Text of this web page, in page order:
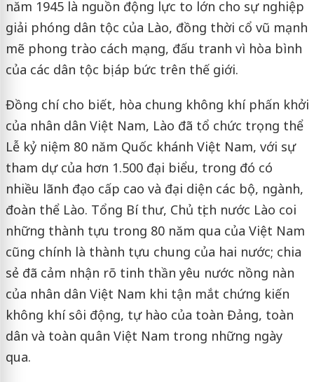
năm 1945 là nguồn động lực to lớn cho sự nghiệp
giải phóng dân tộc của Lào, đồng thời cổ vũ mạnh
mẽ phong trào cách mạng, đấu tranh vì hòa bình
của các dân tộc bị áp bức trên thế giới.
Đồng chí cho biết, hòa chung không khí phấn khởi
của nhân dân Việt Nam, Lào đã tổ chức trọng thể
Lễ kỷ niệm 80 năm Quốc khánh Việt Nam, với sự
tham dự của hơn 1.500 đại biểu, trong đó có
nhiều lãnh đạo cấp cao và đại diện các bộ, ngành,
đoàn thể Lào. Tổng Bí thư, Chủ tịch nước Lào coi
những thành tựu trong 80 năm qua của Việt Nam
cũng chính là thành tựu chung của hai nước; chia
sẻ đã cảm nhận rõ tinh thần yêu nước nồng nàn
của nhân dân Việt Nam khi tận mắt chứng kiến
không khí sôi động, tự hào của toàn Đảng, toàn
dân và toàn quân Việt Nam trong những ngày
qua.